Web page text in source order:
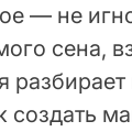
— не
сена,
создать